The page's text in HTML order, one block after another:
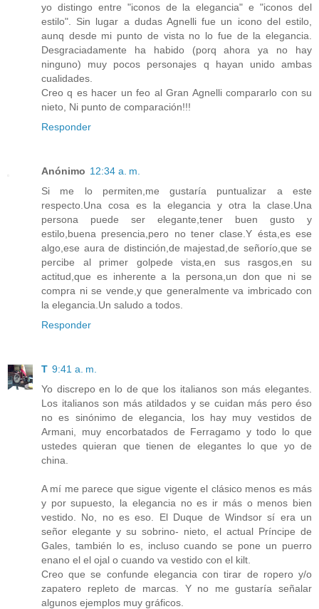
yo distingo entre "iconos de la elegancia" e "iconos del
estilo". Sin lugar a dudas Agnelli fue un icono del estilo,
aunq desde mi punto de vista no lo fue de la elegancia.
Desgraciadamente ha habido (porq ahora ya no hay
ninguno) muy pocos personajes q hayan unido ambas
cualidades.
Creo q es hacer un feo al Gran Agnelli compararlo con su
nieto, Ni punto de comparación!!!
Responder
Anónimo 12:34 a. m.
Si me lo permiten,me gustaría puntualizar a este
respecto.Una cosa es la elegancia y otra la clase.Una
persona puede ser elegante,tener buen gusto y
estilo,buena presencia,pero no tener clase.Y ésta,es ese
algo,ese aura de distinción,de majestad,de señorío,que se
percibe al primer golpede vista,en sus rasgos,en su
actitud,que es inherente a la persona,un don que ni se
compra ni se vende,y que generalmente va imbricado con
la elegancia.Un saludo a todos.
Responder
T 9:41 a. m.
Yo discrepo en lo de que los italianos son más elegantes.
Los italianos son más atildados y se cuidan más pero éso
no es sinónimo de elegancia, los hay muy vestidos de
Armani, muy encorbatados de Ferragamo y todo lo que
ustedes quieran que tienen de elegantes lo que yo de
china.
A mí me parece que sigue vigente el clásico menos es más
y por supuesto, la elegancia no es ir más o menos bien
vestido. No, no es eso. El Duque de Windsor sí era un
señor elegante y su sobrino- nieto, el actual Príncipe de
Gales, también lo es, incluso cuando se pone un puerro
enano el el ojal o cuando va vestido con el kilt.
Creo que se confunde elegancia con tirar de ropero y/o
zapatero repleto de marcas. Y no me gustaría señalar
algunos ejemplos muy gráficos.